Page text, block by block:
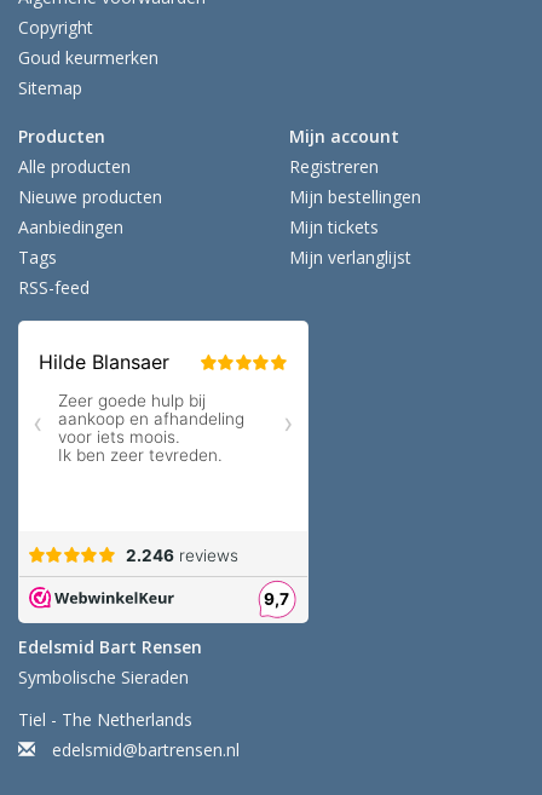
Copyright
Goud keurmerken
Sitemap
Producten
Alle producten
Nieuwe producten
Aanbiedingen
Tags
RSS-feed
Mijn account
Registreren
Mijn bestellingen
Mijn tickets
Mijn verlanglijst
Edelsmid Bart Rensen
Symbolische Sieraden
Tiel - The Netherlands
edelsmid@bartrensen.nl